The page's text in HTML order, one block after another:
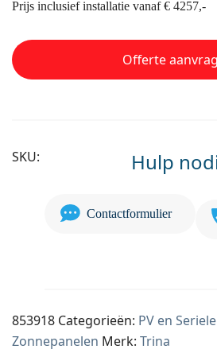
Prijs inclusief installatie vanaf € 4257,-
Offerte
Hulp
Contactformulier
SKU:
853918 Categorieën: PV en
Zonnepanelen Merk: Trina